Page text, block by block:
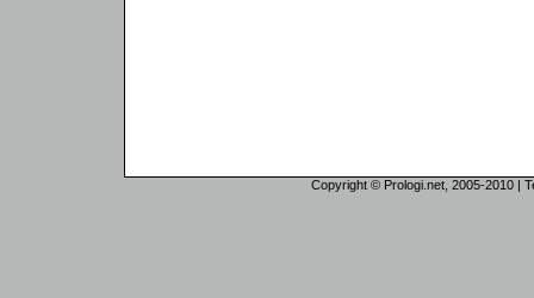
Copyright © Prologi.net, 2005-2010 |